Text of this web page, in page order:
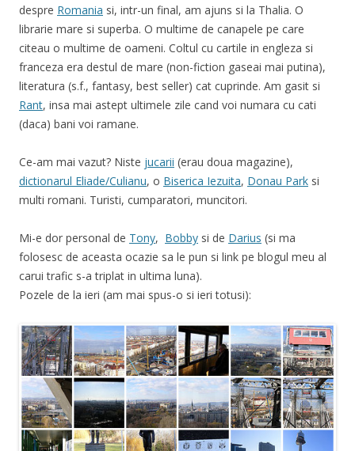
despre Romania si, intr-un final, am ajuns si la Thalia. O
librarie mare si superba. O multime de canapele pe care
citeau o multime de oameni. Coltul cu cartile in engleza si
franceza era destul de mare (non-fiction gaseai mai putina),
literatura (s.f., fantasy, best seller) cat cuprinde. Am gasit si
Rant, insa mai astept ultimele zile cand voi numara cu cati
(daca) bani voi ramane.
Ce-am mai vazut? Niste jucarii (erau doua magazine),
dictionarul Eliade/Culianu, o Biserica Iezuita, Donau Park si
multi romani. Turisti, cumparatori, muncitori.
Mi-e dor personal de Tony, Bobby si de Darius (si ma
folosesc de aceasta ocazie sa le pun si link pe blogul meu al
carui trafic s-a triplat in ultima luna).
Pozele de la ieri (am mai spus-o si ieri totusi):